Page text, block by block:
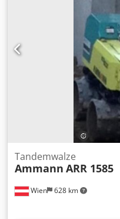
Wien 628 km
Tandemwalze
Ammann ARR 1585